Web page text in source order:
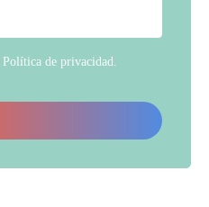
Política de privacidad.